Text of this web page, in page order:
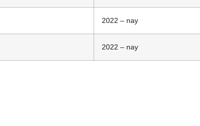
2022 – nay
2022 – nay